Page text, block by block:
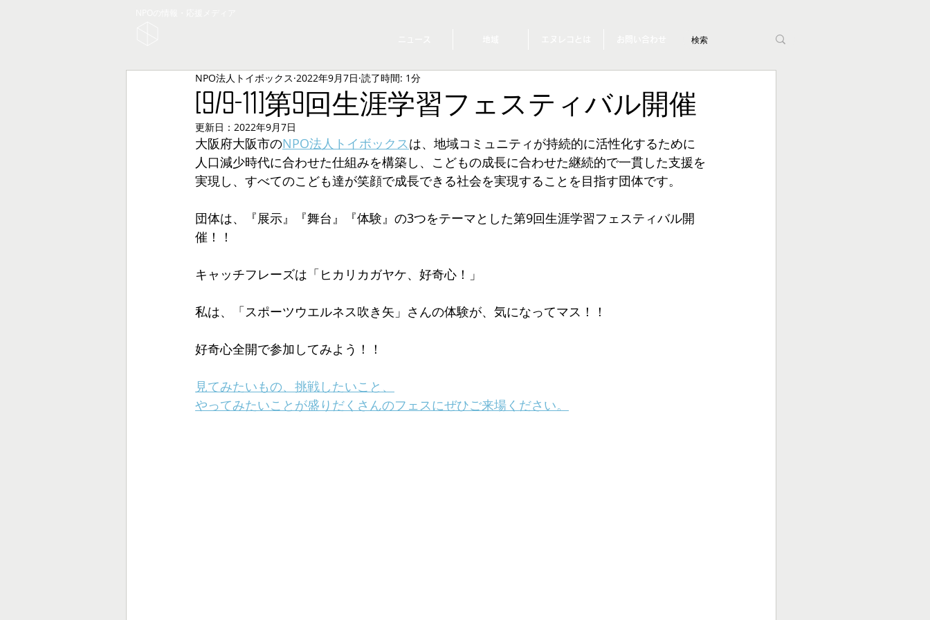
[9/9-11]第9回生涯学習フェスティバル開催
NPO法人トイボックス 2022年9月7日 読了時間: 1分
更新日： 2022年9月7日
大阪府大阪市のNPO法人トイボックスは、地域コミュニティが持続的に活性化するために
人口減少時代に合わせた仕組みを構築し、こどもの成長に合わせた継続的で一貫した支援を
実現し、すべてのこども達が笑顔で成長できる社会を実現することを目指す団体です。
団体は、『展示』『舞台』『体験』の3つをテーマとした第9回生涯学習フェスティバル開
催！！
キャッチフレーズは「ヒカリカガヤケ、好奇心！」
私は、「スポーツウエルネス吹き矢」さんの体験が、気になってマス！！
好奇心全開で参加してみよう！！
見てみたいもの、挑戦したいこと、
やってみたいことが盛りだくさんのフェスにぜひご来場ください。